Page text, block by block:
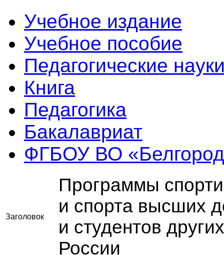
Учебное издание
Учебное пособие
Педагогические
Книга
Педагогика
Бакалавриат
ФГБОУ ВО
Заголовок
Программы
и спорта высших
и студентов
России